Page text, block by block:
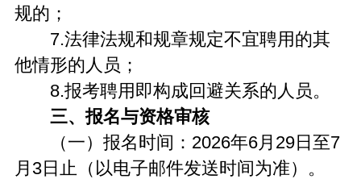
规的；
7.法律法规和规章规定不宜聘用的其
他情形的人员；
8.报考聘用即构成回避关系的人员。
三、报名与资格审核
（一）报名时间：2026年6月29日至7
月3日止（以电子邮件发送时间为准）。